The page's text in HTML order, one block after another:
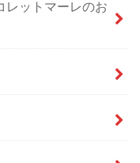
ットマーレのお